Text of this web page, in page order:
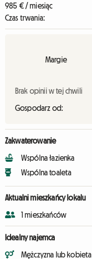
985 € / miesiąc
Czas trwania:
Margie
Brak opinii w tej chwili
Gospodarz od:
Zakwaterowanie
Wspólna łazienka
Wspólna toaleta
Aktualni mieszkańcy lokalu
1 mieszkańców
Idealny najemca
Mężczyzna lub kobieta